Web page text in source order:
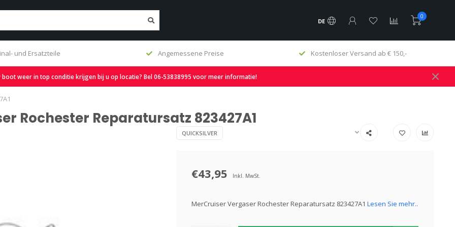
DE
0
und Ersatzteile Angemessene Preise Kostenloser Versand ab € 150,-
boot weer in top conditie krijgen bij u op locatie? Bel 06-53838995 voor meer informatie!
Rochester Reparatursatz 823427A1
QUICKSILVER
€43,95 Inkl. MwSt.
MerCruiser Vergaser Rochester Reparatursatz 823427A1 Lesen Sie mehr..